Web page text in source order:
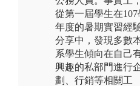
從第一屆學生在107
年度的暑期實習經
分享中，發現多數
系學生傾向在自己
興趣的私部門進行
劃、行銷等相關工